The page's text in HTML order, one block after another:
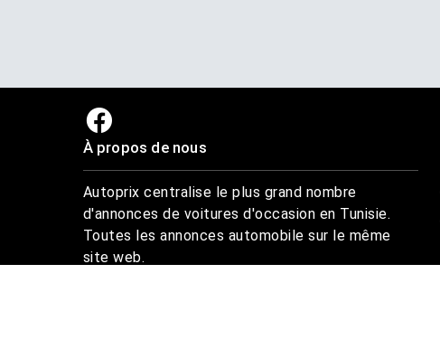
À propos de nous
Autoprix centralise le plus grand nombre
d'annonces de voitures d'occasion en Tunisie.
Toutes les annonces automobile sur le même
site web.